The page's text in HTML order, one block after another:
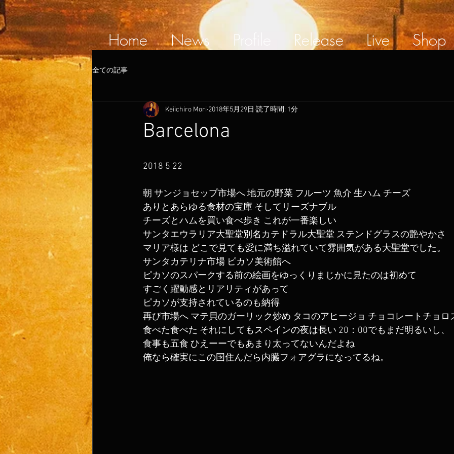
Home News Profile Release Live Shop
全ての記事
Barcelona
Keiichiro Mori 2018年5月29日 読了時間: 1分
2018 5 22
朝 サンジョセップ市場へ 地元の野菜 フルーツ 魚介 生ハム チーズ
ありとあらゆる食材の宝庫 そしてリーズナブル
チーズとハムを買い食べ歩き これが一番楽しい
サンタエウラリア大聖堂別名カテドラル大聖堂 ステンドグラスの艶やかさ
マリア様は どこで見ても愛に満ち溢れていて雰囲気がある大聖堂でした。
サンタカテリナ市場 ピカソ美術館へ
ピカソのスパークする前の絵画をゆっくりまじかに見たのは初めて
すごく躍動感とリアリティがあって
ピカソが支持されているのも納得
再び市場へ マテ貝のガーリック炒め タコのアヒージョ チョコレートチョロ
食べた食べた それにしてもスペインの夜は長い 20：00でもまだ明るいし、
食事も五食 ひえーーでもあまり太ってないんだよね
俺なら確実にこの国住んだら内臓フォアグラになってるね。